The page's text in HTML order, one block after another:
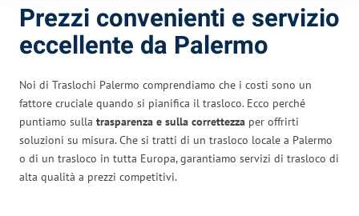
Prezzi convenienti e servizio
eccellente da Palermo
Noi di Traslochi Palermo comprendiamo che i costi sono un
fattore cruciale quando si pianifica il trasloco. Ecco perché
puntiamo sulla trasparenza e sulla correttezza per offrirti
soluzioni su misura. Che si tratti di un trasloco locale a Palermo
o di un trasloco in tutta Europa, garantiamo servizi di trasloco di
alta qualità a prezzi competitivi.